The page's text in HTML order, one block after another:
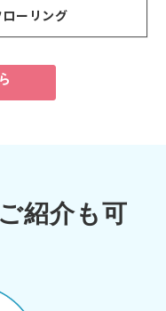
ーリング
紹介も可